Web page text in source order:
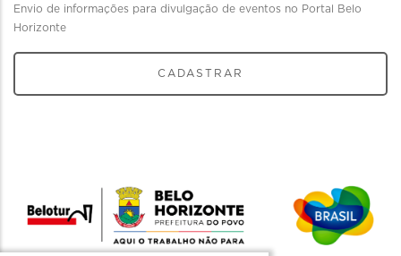
Envio de informações para divulgação de eventos no Portal Belo
Horizonte
CADASTRAR